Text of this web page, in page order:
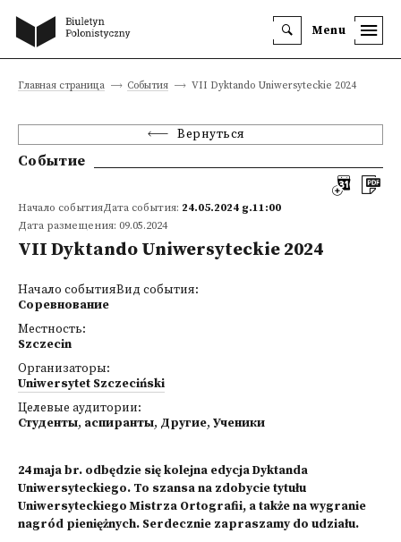
Menu
Главная страница События VII Dyktando Uniwersyteckie 2024
Вернуться
Событие
Начало событияДата события: 24.05.2024 g.11:00
Дата размещения: 09.05.2024
VII Dyktando Uniwersyteckie 2024
Начало событияВид события:
Соревнование
Местность:
Szczecin
Организаторы:
Uniwersytet Szczeciński
Целевые аудитории:
Студенты, аспиранты, Другие, Ученики
24 maja br. odbędzie się kolejna edycja Dyktanda
Uniwersyteckiego. To szansa na zdobycie tytułu
Uniwersyteckiego Mistrza Ortografii, a także na wygranie
nagród pieniężnych. Serdecznie zapraszamy do udziału.